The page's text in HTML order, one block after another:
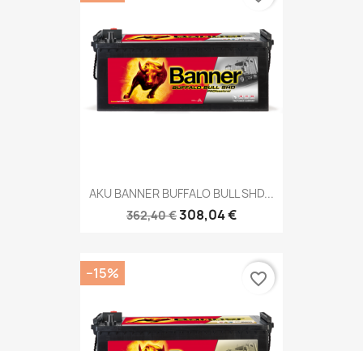
AKU BANNER BUFFALO BULL SHD...
362,40 €308,04 €
−15% favorite_border